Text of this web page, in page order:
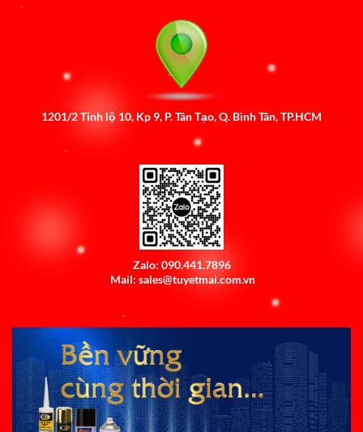
1201/2 Tỉnh lộ 10, Kp 9, P. Tân Tạo, Q. Bình Tân, TP.HCM
Zalo: 090.441.7896
Mail: sales@tuyetmai.com.vn